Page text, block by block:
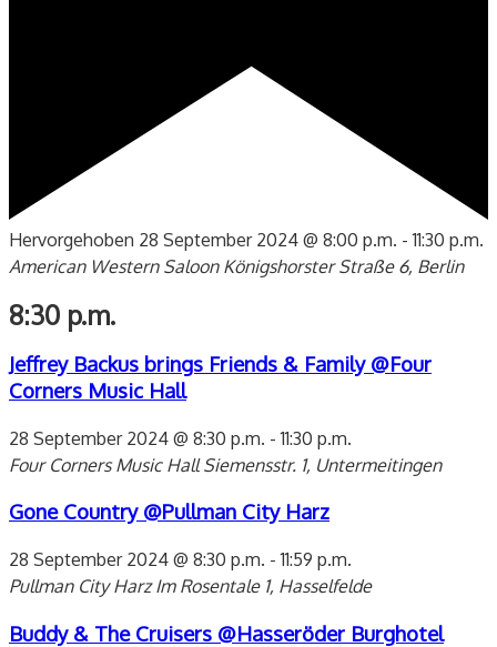
Hervorgehoben 28 September 2024 @ 8:00 p.m. -11:30 p.m.
American Western Saloon Königshorster Straße 6, Berlin
8:30 p.m.
Jeffrey Backus brings Friends & Family @Four
Corners Music Hall
28 September 2024 @ 8:30 p.m. -11:30 p.m.
Four Corners Music HallSiemensstr. 1, Untermeitingen
Gone Country @Pullman City Harz
28 September 2024 @ 8:30 p.m. -11:59 p.m.
Pullman City HarzIm Rosentale 1, Hasselfelde
Buddy & The Cruisers @Hasseröder Burghotel